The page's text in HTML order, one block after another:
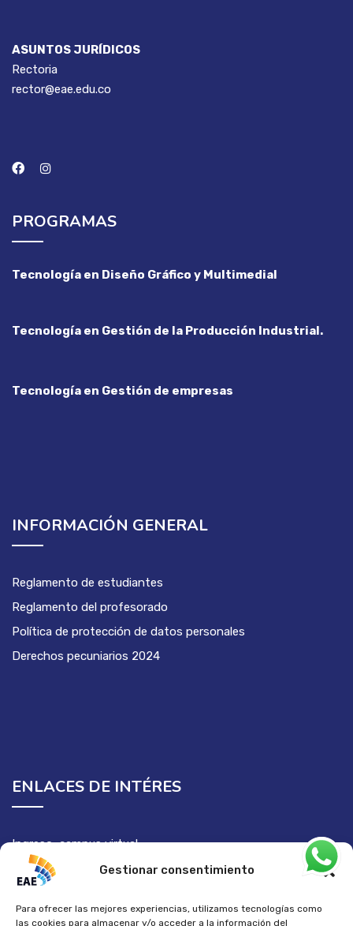
Gestionar consentimiento
Para ofrecer las mejores experiencias, utilizamos tecnologías como
las cookies para almacenar y/o acceder a la información del
ASUNTOS JURÍDICOS
Rectoria
rector@eae.edu.co
PROGRAMAS
Tecnología en Diseño Gráfico y Multimedial
Tecnología en Gestión de la Producción Industrial.
Tecnología en Gestión de empresas
INFORMACIÓN GENERAL
Reglamento de estudiantes
Reglamento del profesorado
Política de protección de datos personales
Derechos pecuniarios 2024
ENLACES DE INTÉRES
Ingreso campus virtual
Semilleros de investigación